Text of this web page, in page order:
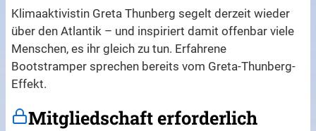
Klimaaktivistin Greta Thunberg segelt derzeit wieder
über den Atlantik – und inspiriert damit offenbar viele
Menschen, es ihr gleich zu tun. Erfahrene
Bootstramper sprechen bereits vom Greta-Thunberg-
Effekt.
Mitgliedschaft erforderlich